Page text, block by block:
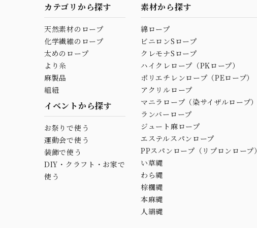
カテゴリから探す
天然素材のロープ
化学繊維のロープ
太めのロープ
より糸
麻製品
組紐
イベントから探す
お祭りで使う
運動会で使う
装飾で使う
DIY・クラフト・お家で
使う
素材から探す
綿ロープ
ビニロンSロープ
クレモナSロープ
ハイクレロープ（PKロープ）
ポリエチレンロープ（PEロープ）
アクリルロープ
マニラロープ（染サイザルロープ）
ランバーロープ
ジュート麻ロープ
エステルスパンロープ
PPスパンロープ（リプロンロープ）
い草縄
わら縄
棕櫚縄
本麻縄
人絹縄